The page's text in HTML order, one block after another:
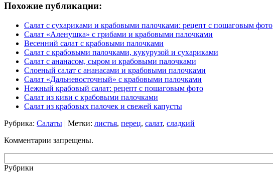
Похожие публикации:
Салат с сухариками и крабовыми палочками: рецепт с пошаговым фото
Салат «Аленушка» с грибами и крабовыми палочками
Весенний салат с крабовыми палочками
Салат с крабовыми палочками, кукурузой и сухариками
Салат с ананасом, сыром и крабовыми палочками
Слоеный салат с ананасами и крабовыми палочками
Салат «Дальневосточный» с крабовыми палочками
Нежный крабовый салат: рецепт с пошаговым фото
Салат из киви с крабовыми палочками
Салат из крабовых палочек и свежей капусты
Рубрика: Салаты | Метки: листья, перец, салат, сладкий
Комментарии запрещены.
Рубрики